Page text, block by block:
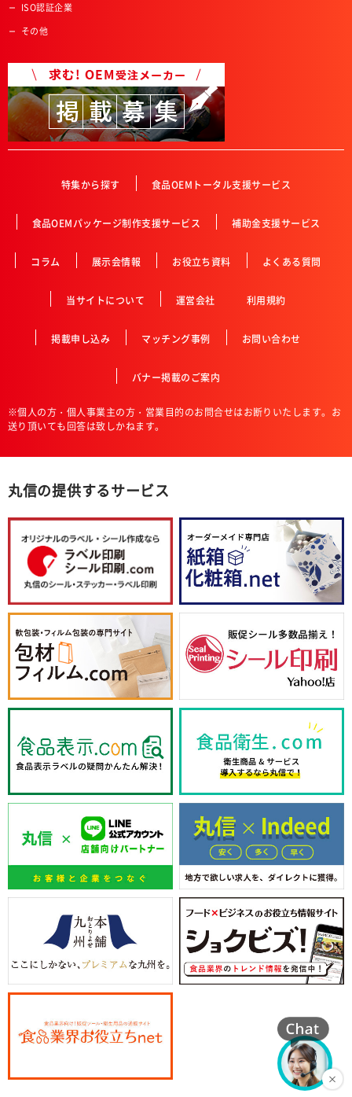
ISO認証企業
その他
特集から探す 食品OEMトータル支援サービス
食品OEMパッケージ制作支援サービス 補助金支援サービス
コラム 展示会情報 お役立ち資料 よくある質問
当サイトについて 運営会社 利用規約
掲載申し込み マッチング事例 お問い合わせ
バナー掲載のご案内
※個人の方・個人事業主の方・営業目的のお問合せはお断りいたします。お
送り頂いても回答は致しかねます。
丸信の提供するサービス